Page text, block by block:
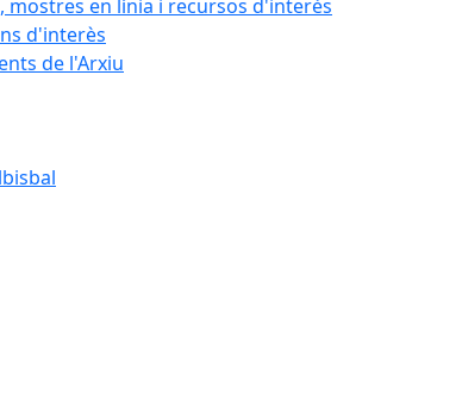
mostres en línia i recursos d'interès
d'interès
de l'Arxiu